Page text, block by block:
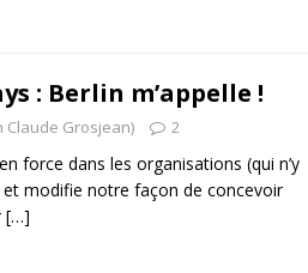
: Berlin m’appelle !
Claude Grosjean) 2
force dans les organisations (qui n’y
modifie notre façon de concevoir
[…]